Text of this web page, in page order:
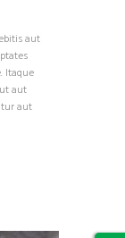
aut
Itaque
aut
aut